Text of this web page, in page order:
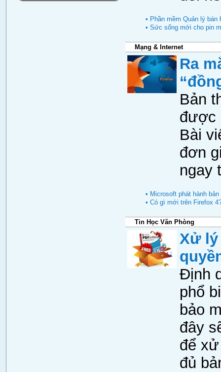
• Phần mềm Quản lý
• Sức sống mới cho pin
Mạng & Internet
Ra
Bản
được
Bài
đơn
ngay
• Microsoft phát hành
• Có gì mới trên Firefox
Tin Học Văn Phòng
Xử lý
Định
phổ
bảo
đây
để
đủ